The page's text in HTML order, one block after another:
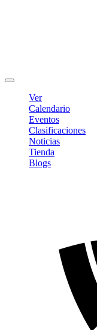
Ver
Calendario
Eventos
Clasificaciones
Noticias
Tienda
Blogs